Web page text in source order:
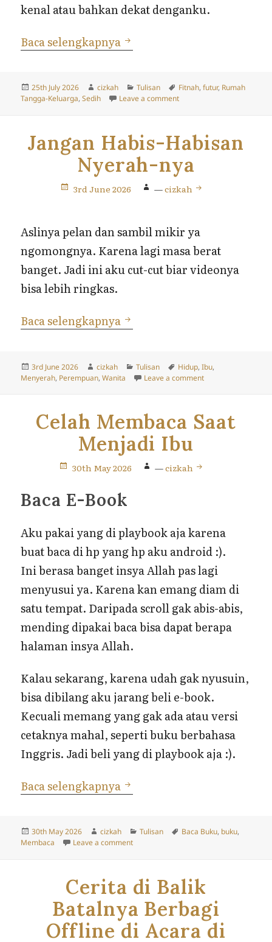
kenal atau bahkan dekat denganku.
Baca selengkapnya Pelajaran Kehidupan
Posted
on
25th July 2026 Author
cizkah Categories
Tulisan Tags
Fitnah,futur, Rumah
Tangga-Keluarga,Sedih Leave a commenton Pelajaran Kehidupan
Jangan Habis-Habisan
Nyerah-nya
3rd June 2026 —cizkah
Aslinya pelan dan sambil mikir ya
ngomongnya. Karena lagi masa berat
banget. Jadi ini aku cut-cut biar videonya
bisa lebih ringkas.
Baca selengkapnya Jangan Habis-Habisan
Posted
on
3rd June 2026 Author
cizkah Categories
Tulisan Tags
Hidup,Ibu,
Menyerah, Perempuan,Wanita Leave a commenton Jangan Habis-
Celah Membaca Saat
Menjadi Ibu
30th May 2026 —cizkah
Baca E-Book
Aku pakai yang di playbook aja karena
buat baca di hp yang hp aku android :).
Ini berasa banget insya Allah pas lagi
menyusui ya. Karena kan emang diam di
satu tempat. Daripada scroll gak abis-abis,
mending dipakai baca bisa dapat berapa
halaman insya Allah.
Kalau sekarang, karena udah gak nyusuin,
bisa dibilang aku jarang beli e-book.
Kecuali memang yang gak ada atau versi
cetaknya mahal, seperti buku berbahasa
Inggris. Jadi beli yang di playbook aja :).
Baca selengkapnya Celah Membaca Saat
Posted
on
30th May 2026 Author
cizkah Categories
Tulisan Tags
Baca Buku, buku,
Membaca
Leave a commenton Celah Membaca Saat Menjadi Ibu
Cerita di Balik
Batalnya Berbagi
Offline di Acara di